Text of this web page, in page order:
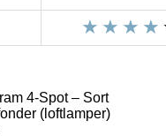
4-Spot – Sort
(loftlamper)